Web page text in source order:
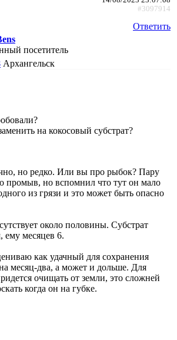
#3097914
Ответить
посетитель
Архангельск
на кокосовый субстрат?
но редко. Или вы про рыбок? Пару
промыв, но вспомнил что тут он мало
из грязи и это может быть опасно
около половины. Субстрат
ему месяцев 6.
как удачный для сохранения
месяц-два, а может и дольше. Для
очищать от земли, это сложней
когда он на губке.